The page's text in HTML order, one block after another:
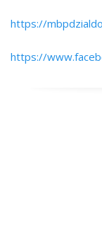
https://
https://